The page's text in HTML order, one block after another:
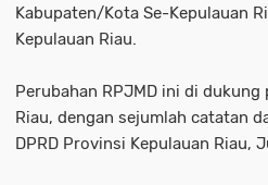
Kabupaten/Kota Se-Kepulauan
Kepulauan Riau.
Perubahan RPJMD ini di dukung
Riau, dengan sejumlah catatan
DPRD Provinsi Kepulauan Riau,